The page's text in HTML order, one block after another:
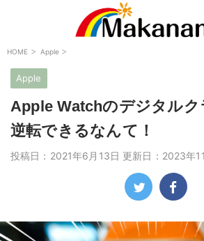
HOME > Apple >
Apple
Apple Watchのデジタルク
逆転できるなんて！
投稿日：2021年6月13日 更新日： 2023年